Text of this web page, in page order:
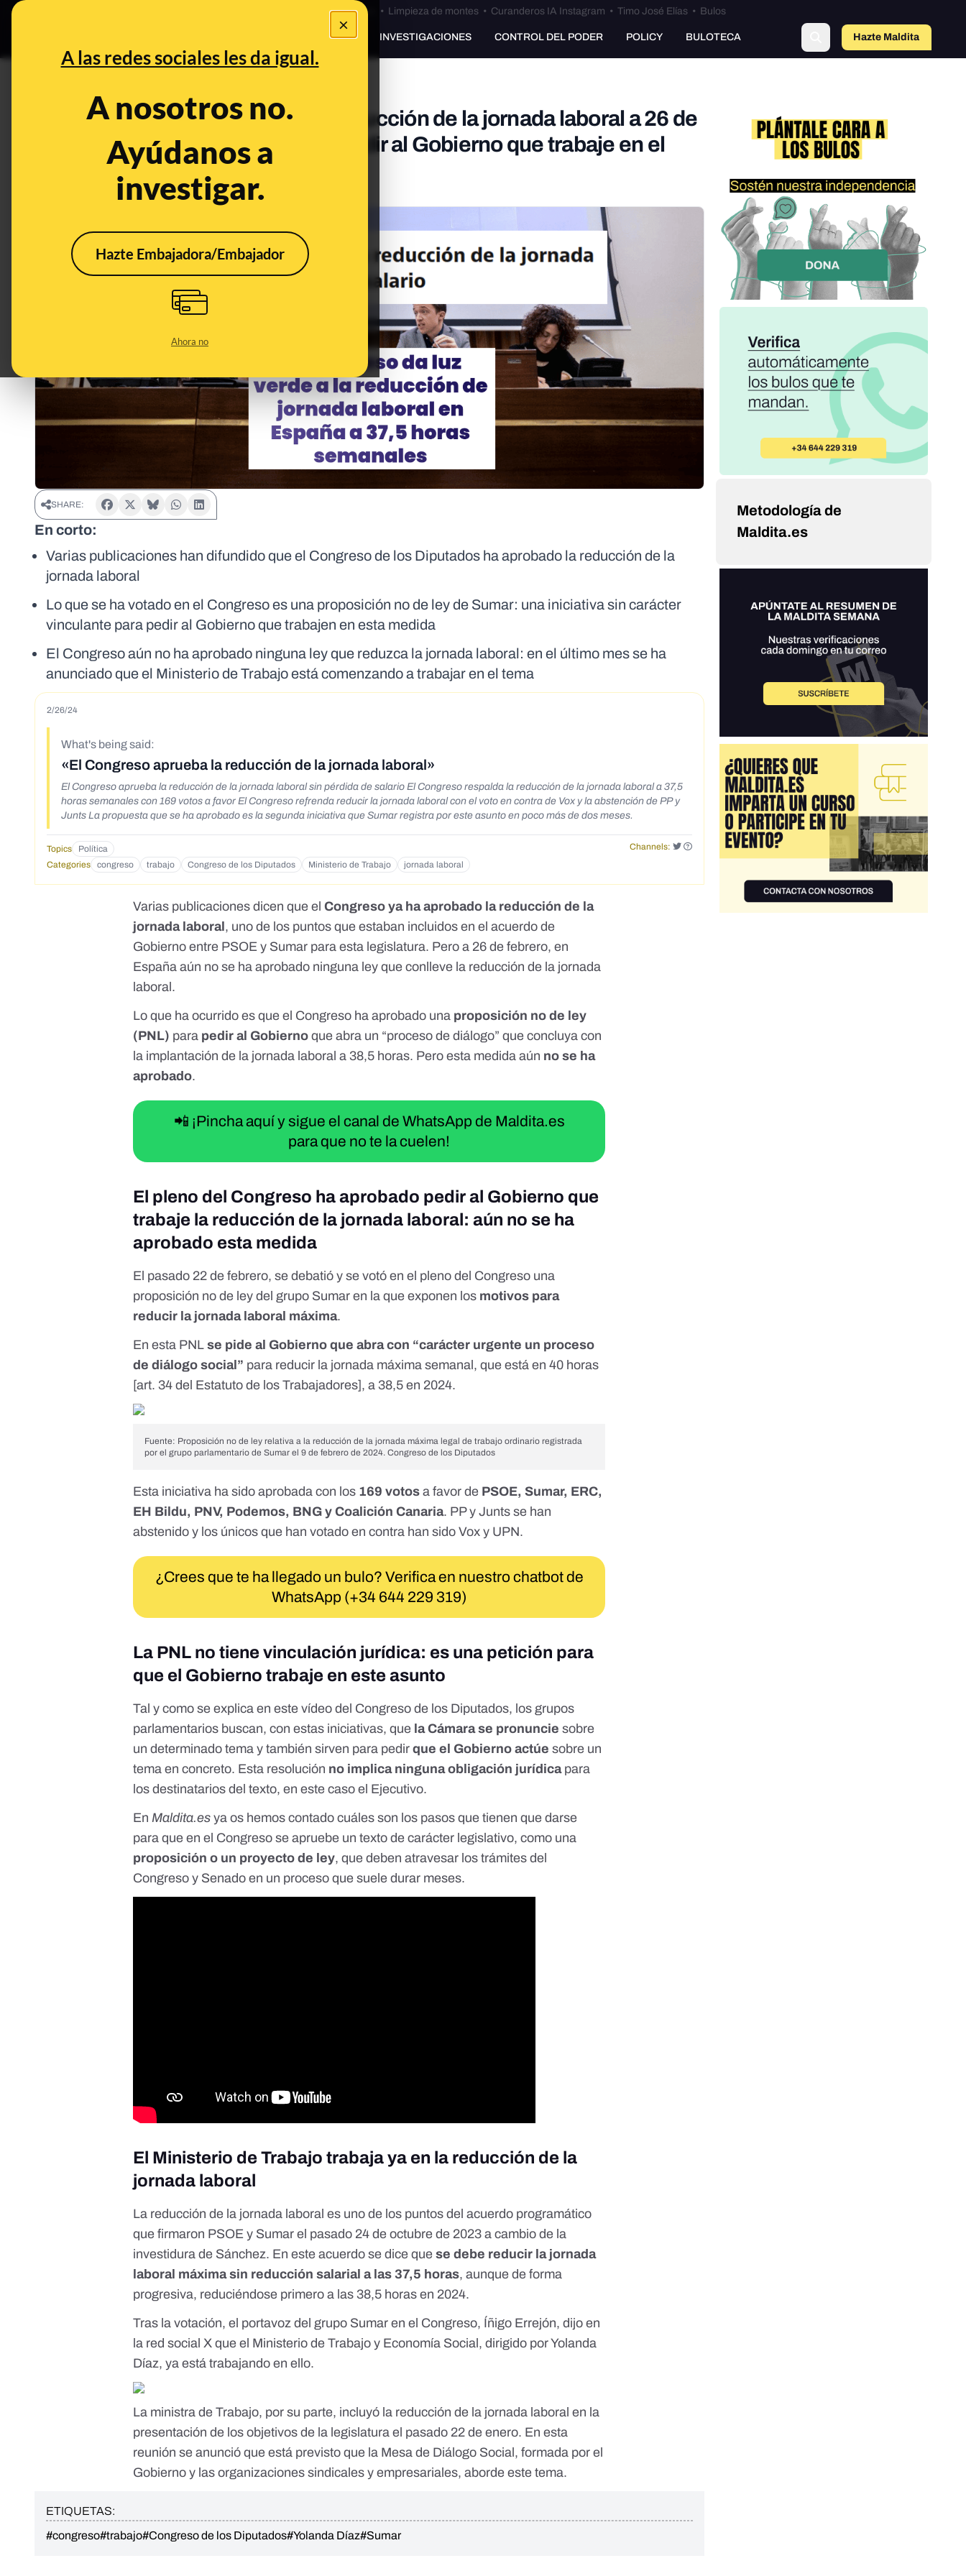
×
A las redes sociales les da igual.
A nosotros no.
Ayúdanos a
investigar.
Hazte Embajadora/Embajador
Ahora no
Bulos Ceuta • Limpieza de montes• Curanderos IA Instagram • Timo José Elías• Bulos
PREBUNKING INVESTIGACIONES CONTROL DEL PODER POLICY BULOTECA Hazte Maldito
El Congreso no ha aprobado la reducción de la jornada laboral a 26 de
febrero: se ha votado a favor de pedir al Gobierno que trabaje en el
Feb 26, 2024, 12:22:48 PM
SHARE:
En corto:
Varias publicaciones han difundido que el Congreso de los Diputados ha aprobado la reducción de la
jornada laboral
Lo que se ha votado en el Congreso es una proposición no de ley de Sumar: una iniciativa sin carácter
vinculante para pedir al Gobierno que trabajen en esta medida
El Congreso aún no ha aprobado ninguna ley que reduzca la jornada laboral: en el último mes se ha
anunciado que el Ministerio de Trabajo está comenzando a trabajar en el tema
2/26/24
What's being said:
«El Congreso aprueba la reducción de la jornada laboral»
El Congreso aprueba la reducción de la jornada laboral sin pérdida de salario El Congreso respalda la reducción de la jornada laboral a 37,5
horas semanales con 169 votos a favor El Congreso refrenda reducir la jornada laboral con el voto en contra de Vox y la abstención de PP y
Junts La propuesta que se ha aprobado es la segunda iniciativa que Sumar registra por este asunto en poco más de dos meses.
Topics Política
Channels:
Categories
congreso trabajo Congreso de los Diputados Ministerio de Trabajo jornada laboral
Varias publicaciones dicen que elCongreso ya ha aprobado la reducción de la
jornada laboral , uno de los puntos que estaban incluidos en elacuerdo de
Gobierno entre PSOE y Sumar para esta legislatura. Pero a 26 de febrero, en
España aún no se ha aprobado ninguna ley que conlleve la reducción de la jornada
laboral.
Lo que ha ocurrido es que el Congreso ha aprobado una proposición no de ley
(PNL) para pedir al Gobierno que abra un “proceso de diálogo” que concluya con
la implantación de la jornada laboral a 38,5 horas. Pero esta medida aún no se ha
aprobado.
📲 ¡Pincha aquí y sigue el canal de WhatsApp de Maldita.es
para que no te la cuelen!
El pleno del Congreso ha aprobado pedir al Gobierno que
trabaje la reducción de la jornada laboral: aún no se ha
aprobado esta medida
El pasado 22 de febrero,se debatió y se votó en el pleno del Congreso una
proposición no de ley del grupo Sumar en la que exponen los motivos para
reducir la jornada laboral máxima.
En esta PNLse pide al Gobierno que abra con “carácter urgente un proceso
de diálogo social” para reducir la jornada máxima semanal, que está en 40 horas
[art. 34 del Estatuto de los Trabajadores], a 38,5 en 2024.
Fuente: Proposición no de ley relativa a la reducción de la jornada máxima legal de trabajo ordinario registrada
por el grupo parlamentario de Sumar el 9 de febrero de 2024. Congreso de los Diputados
Esta iniciativa ha sido aprobada con los 169 votos a favor de PSOE, Sumar, ERC,
EH Bildu, PNV, Podemos, BNG y Coalición Canaria. PP y Junts se han
abstenido y los únicos que han votado en contra han sido Vox y UPN.
¿Crees que te ha llegado un bulo? Verifica en nuestro chatbot de
WhatsApp (+34 644 229 319)
La PNL no tiene vinculación jurídica: es una petición para
que el Gobierno trabaje en este asunto
Tal y como se explica en estevídeo del Congreso de los Diputados, los grupos
parlamentarios buscan, con estas iniciativas, que la Cámara se pronuncie sobre
un determinado tema y también sirven para pedirque el Gobierno actúe sobre un
tema en concreto. Esta resolución no implica ninguna obligación jurídicapara
los destinatarios del texto, en este caso el Ejecutivo.
EnMaldita.es ya os hemos contadocuáles son los pasos que tienen que darse
para que en el Congreso se apruebe un texto de carácter legislativo, como una
proposición o un proyecto de ley, que deben atravesar los trámites del
Congreso y Senado en un proceso que suele durar meses.
El Ministerio de Trabajo trabaja ya en la reducción de la
jornada laboral
La reducción de la jornada laboral es uno de los puntos delacuerdo programático
que firmaron PSOE y Sumar el pasado 24 de octubre de 2023 a cambio de la
investidura de Sánchez. En este acuerdo se dice que se debe reducir la jornada
laboral máxima sin reducción salarial a las 37,5 horas, aunque de forma
progresiva, reduciéndose primero a las 38,5 horas en 2024.
Tras la votación, el portavoz del grupo Sumar en el Congreso, Íñigo Errejón, dijo en
la red social X que el Ministerio de Trabajo y Economía Social, dirigido por Yolanda
Díaz, ya está trabajando en ello.
La ministra de Trabajo, por su parte, incluyó la reducción de la jornada laboral en la
presentación de los objetivos de la legislatura el pasado 22 de enero. En esta
reunión se anunció que está previsto que la Mesa de Diálogo Social , formada por el
Gobierno y las organizaciones sindicales y empresariales, aborde este tema.
ETIQUETAS:
#congreso#trabajo#Congreso de los Diputados#Yolanda Díaz#Sumar
Metodología de
Maldita.es